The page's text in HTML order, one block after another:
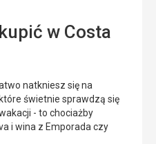
w Costa
natkniesz się na
świetnie sprawdzą się
- to chociażby
i wina z Emporada czy